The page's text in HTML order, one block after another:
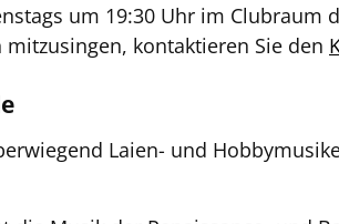
um 19:30 Uhr im Clubraum
kontaktieren Sie den
Laien- und